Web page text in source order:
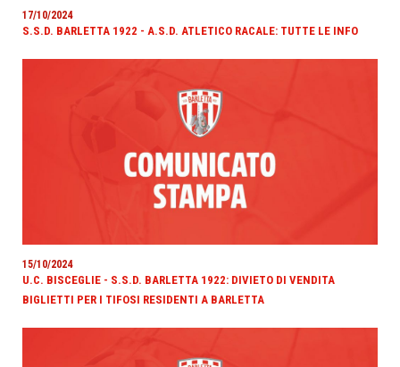
17/10/2024
S.S.D. BARLETTA 1922 - A.S.D. ATLETICO RACALE: TUTTE LE INFO
15/10/2024
U.C. BISCEGLIE - S.S.D. BARLETTA 1922: DIVIETO DI VENDITA
BIGLIETTI PER I TIFOSI RESIDENTI A BARLETTA